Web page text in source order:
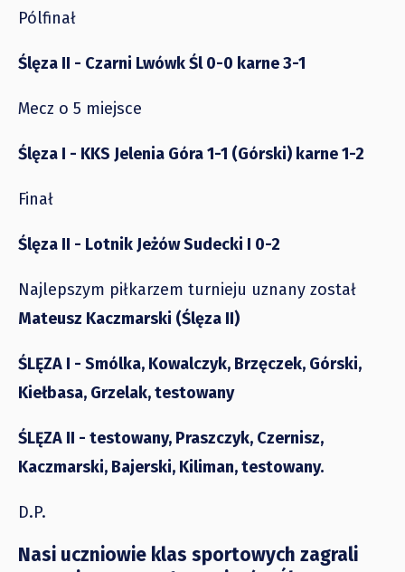
Pólfinał
Ślęza II - Czarni Lwówk Śl 0-0 karne 3-1
Mecz o 5 miejsce
Ślęza I - KKS Jelenia Góra 1-1 (Górski) karne 1-2
Finał
Ślęza II - Lotnik Jeżów Sudecki I 0-2
Najlepszym piłkarzem turnieju uznany został
Mateusz Kaczmarski (Ślęza II)
ŚLĘZA I - Smólka, Kowalczyk, Brzęczek, Górski,
Kiełbasa, Grzelak, testowany
ŚLĘZA II - testowany, Praszczyk, Czernisz,
Kaczmarski, Bajerski, Kiliman, testowany.
D.P.
Nasi uczniowie klas sportowych zagrali